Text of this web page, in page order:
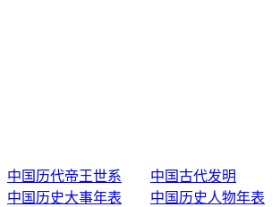
中国历代帝王世系
中国古代发明
中国历史大事年表
中国历史人物年表